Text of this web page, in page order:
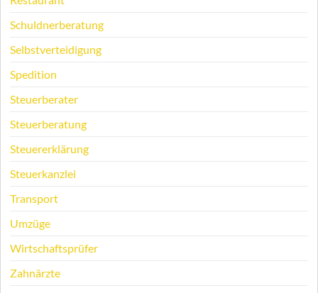
Schuldnerberatung
Selbstverteidigung
Spedition
Steuerberater
Steuerberatung
Steuererklärung
Steuerkanzlei
Transport
Umzüge
Wirtschaftsprüfer
Zahnärzte